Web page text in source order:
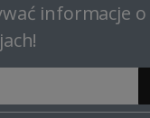
informacje